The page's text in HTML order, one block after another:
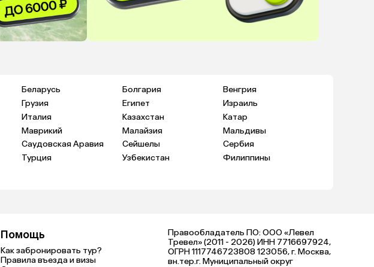
Беларусь Болгария
Венгрия
Грузия Египет
Израиль
Италия Казахстан
Катар
Маврикий Малайзия
Мальдивы
Саудовская Аравия Сейшелы
Сербия
Турция Узбекистан
Филиппины
Помощь
Как забронировать тур?
Правила въезда и визы
Правообладатель ПО: ООО «Левел
Тревел» (2011 - 2026) ИНН 7716697924,
ОГРН 1117746723808 123056, г. Москва,
вн.тер.г. Муниципальный округ